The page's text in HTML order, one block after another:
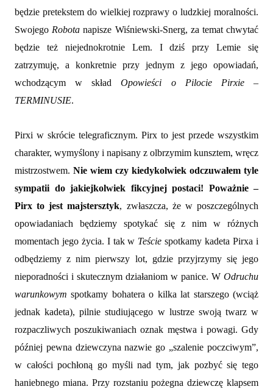
będzie pretekstem do wielkiej rozprawy o ludzkiej moralności.
Swojego Robota napisze Wiśniewski-Snerg, za temat chwytać
będzie też niejednokrotnie Lem. I dziś przy Lemie się
zatrzymuję, a konkretnie przy jednym z jego opowiadań,
wchodzącym w składOpowieści o Pilocie Pirxie –
TERMINUSIE.
Pirxi w skrócie telegraficznym. Pirx to jest przede wszystkim
charakter, wymyślony i napisany z olbrzymim kunsztem, wręcz
mistrzostwem. Nie wiem czy kiedykolwiek odczuwałem tyle
sympatii do jakiejkolwiek fikcyjnej postaci! Poważnie –
Pirx to jest majstersztyk, zwłaszcza, że w poszczególnych
opowiadaniach będziemy spotykać się z nim w różnych
momentach jego życia. I tak w Teście spotkamy kadeta Pirxa i
odbędziemy z nim pierwszy lot, gdzie przyjrzymy się jego
nieporadności i skutecznym działaniom w panice. W Odruchu
warunkowym spotkamy bohatera o kilka lat starszego (wciąż
jednak kadeta), pilnie studiującego w lustrze swoją twarz w
rozpaczliwych poszukiwaniach oznak męstwa i powagi. Gdy
później pewna dziewczyna nazwie go „szalenie poczciwym”,
w całości pochłoną go myśli nad tym, jak pozbyć się tego
haniebnego miana. Przy rozstaniu pożegna dziewczę klapsem